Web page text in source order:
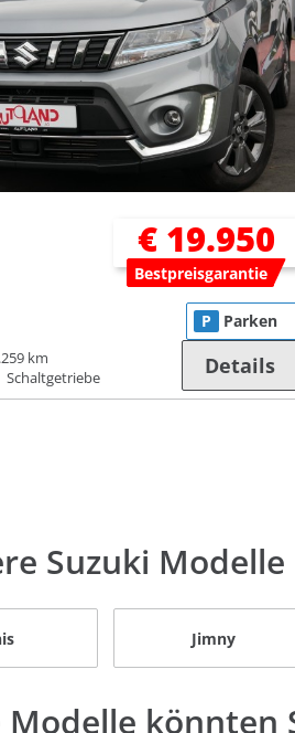
€ 19.950
Bestpreisgarantie
km
Schaltgetriebe
P Parken
Details
Suzuki Modelle
Jimny
Modelle könnten